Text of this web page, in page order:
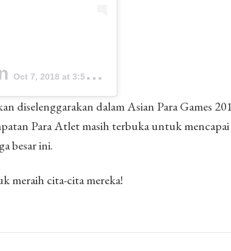
Oct 7, 2018 at 3:57am PDT
diselenggarakan dalam Asian Para Games
Para Atlet masih terbuka untuk mencapai
besar ini.
meraih cita-cita mereka!